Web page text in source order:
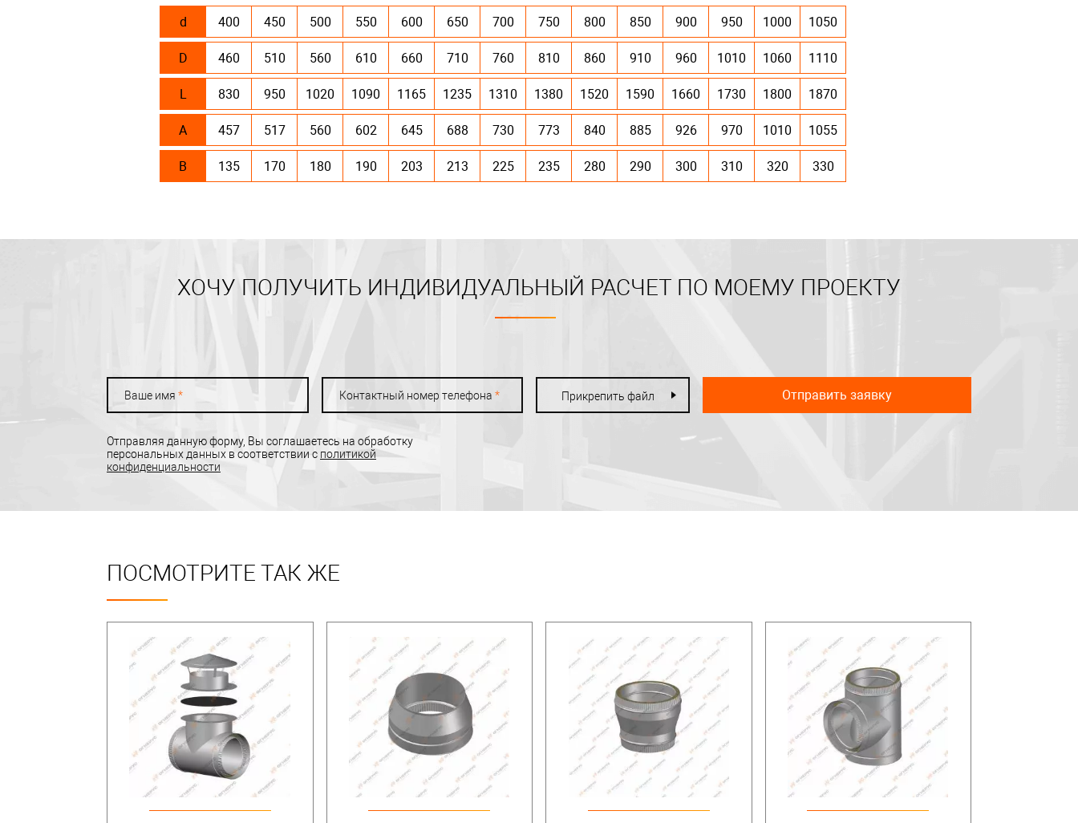
d
400 450 500 550 600 650 700 750 800 850 900 950 1000 1050
D 460 510 560 610 660 710 760 810 860 910 960 1010 1060 1110
L 830 950 1020 1090 1165 1235 1310 1380 1520 1590 1660 1730 1800 1870
А 457 517 560 602 645 688 730 773 840 885 926 970 1010 1055
В 135 170 180 190 203 213 225 235 280 290 300 310 320 330
ХОЧУ ПОЛУЧИТЬ ИНДИВИДУАЛЬНЫЙ РАСЧЕТ ПО МОЕМУ ПРОЕКТУ
Ваше имя * Контактный номер телефона * Прикрепить файл Отправить заявку
Отправляя данную форму, Вы соглашаетесь на обработку
персональных данных в соответствии с политикой
конфиденциальности
ПОСМОТРИТЕ ТАК ЖЕ